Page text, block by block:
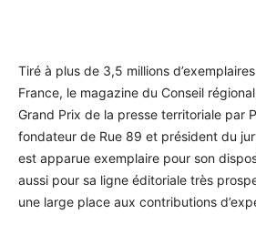
Tiré à plus de 3,5 millions
France, le magazine du Conseil
Grand Prix de la presse territoriale par
fondateur de Rue 89 et président du
est apparue exemplaire pour son
aussi pour sa ligne éditoriale très
une large place aux contributions